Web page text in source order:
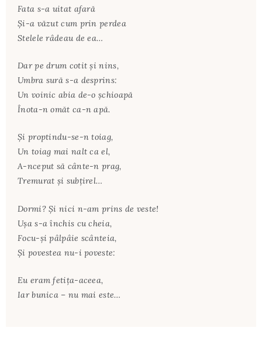
Fata s-a uitat afară
Şi-a văzut cum prin perdea
Stelele râdeau de ea…
Dar pe drum cotit şi nins,
Umbra sură s-a desprins:
Un voinic abia de-o şchioapă
Înota-n omăt ca-n apă.
Şi proptindu-se-n toiag,
Un toiag mai nalt ca el,
A-nceput să cânte-n prag,
Tremurat şi subţirel…
Dormi? Şi nici n-am prins de veste!
Uşa s-a închis cu cheia,
Focu-şi pâlpâie scânteia,
Şi povestea nu-i poveste:
Eu eram fetiţa-aceea,
Iar bunica – nu mai este…